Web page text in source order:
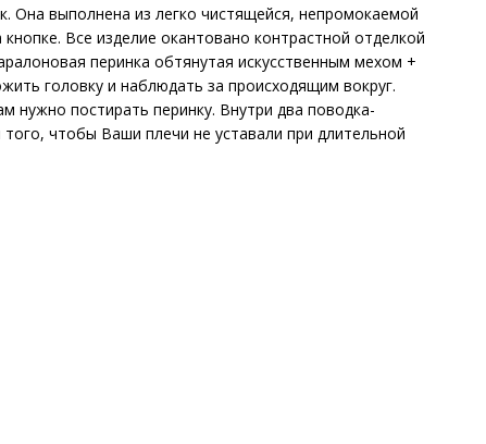
Она выполнена из легко чистящейся, непромокаемой
Все изделие окантовано контрастной отделкой
перинка обтянутая искусственным мехом +
головку и наблюдать за происходящим вокруг.
нужно постирать перинку. Внутри два поводка-
чтобы Ваши плечи не уставали при длительной